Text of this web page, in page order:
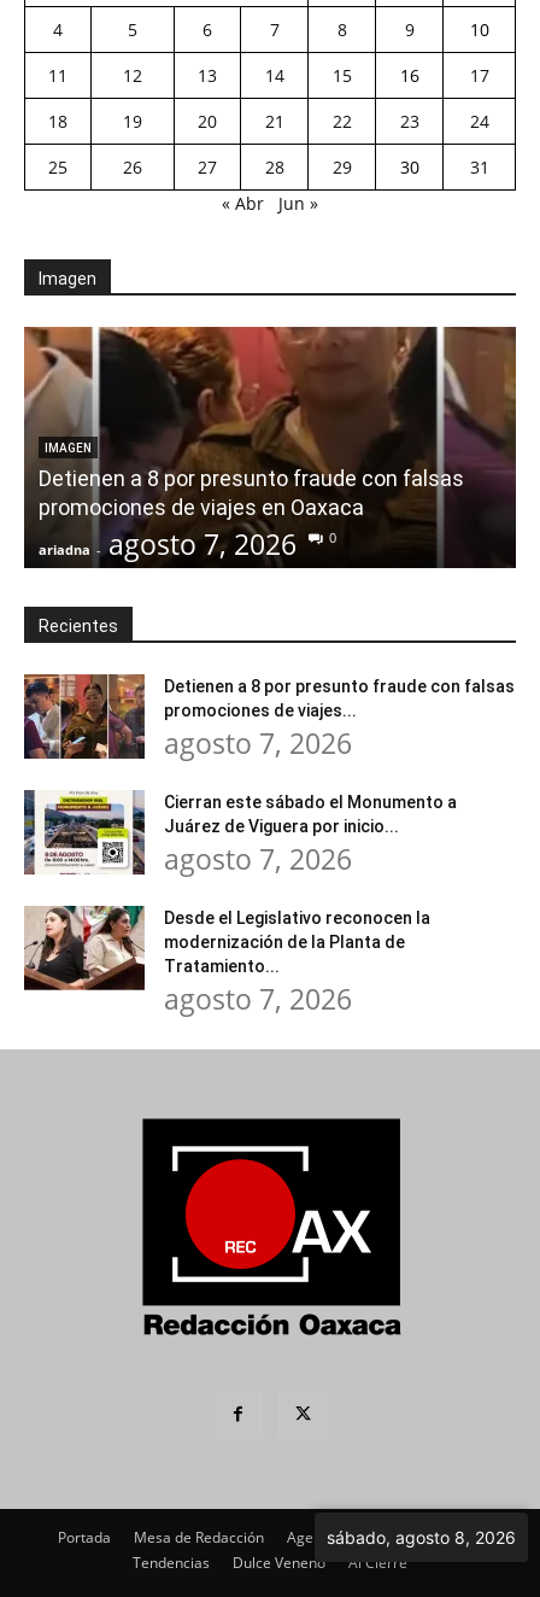
4
5 6 7 8 9
10
11
12 13 14 15 16
17
18
19 20 21 22 23
24
25
26 27 28 29 30
31
« Abr
Jun »
Imagen
IMAGEN
Detienen a 8 por presunto fraude con falsas
promociones de viajes en Oaxaca
ariadna - agosto 7, 2026 0
Recientes
Detienen a 8 por presunto fraude con falsas
promociones de viajes...
agosto 7, 2026
Cierran este sábado el Monumento a
Juárez de Viguera por inicio...
agosto 7, 2026
Desde el Legislativo reconocen la
modernización de la Planta de
Tratamiento...
agosto 7, 2026
Portada Mesa de Redacción Agenda Política
Imagen
Tendencias
Dulce Veneno Al Cierre
sábado, agosto 8, 2026